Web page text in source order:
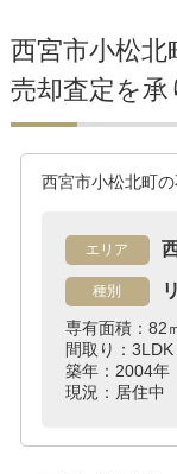
西宮市小松
売却査定を承
西宮市小松北町の
エリア
種別
専有面積：82
間取り：3LDK
築年：2004年
現況：居住中